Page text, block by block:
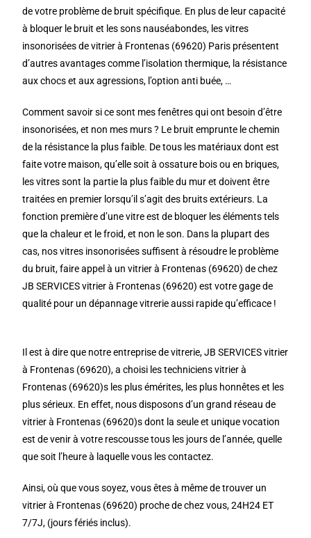
de votre problème de bruit spécifique. En plus de leur capacité
à bloquer le bruit et les sons nauséabondes, les vitres
insonorisées de vitrier à Frontenas (69620) Paris présentent
d’autres avantages comme l’isolation thermique, la résistance
aux chocs et aux agressions, l’option anti buée, …
Comment savoir si ce sont mes fenêtres qui ont besoin d’être
insonorisées, et non mes murs ? Le bruit emprunte le chemin
de la résistance la plus faible. De tous les matériaux dont est
faite votre maison, qu’elle soit à ossature bois ou en briques,
les vitres sont la partie la plus faible du mur et doivent être
traitées en premier lorsqu’il s’agit des bruits extérieurs. La
fonction première d’une vitre est de bloquer les éléments tels
que la chaleur et le froid, et non le son. Dans la plupart des
cas, nos vitres insonorisées suffisent à résoudre le problème
du bruit, faire appel à un vitrier à Frontenas (69620) de chez
JB SERVICES vitrier à Frontenas (69620) est votre gage de
qualité pour un dépannage vitrerie aussi rapide qu’efficace !
Il est à dire que notre entreprise de vitrerie, JB SERVICES vitrier
à Frontenas (69620), a choisi les techniciens vitrier à
Frontenas (69620)s les plus émérites, les plus honnêtes et les
plus sérieux. En effet, nous disposons d’un grand réseau de
vitrier à Frontenas (69620)s dont la seule et unique vocation
est de venir à votre rescousse tous les jours de l’année, quelle
que soit l’heure à laquelle vous les contactez.
Ainsi, où que vous soyez, vous êtes à même de trouver un
vitrier à Frontenas (69620) proche de chez vous, 24H24 ET
7/7J, (jours fériés inclus).